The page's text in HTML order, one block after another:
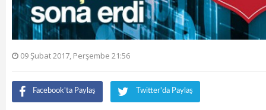
09 Şubat 2017, Perşembe 21:56
Facebook'ta Paylaş Twitter'da Paylaş